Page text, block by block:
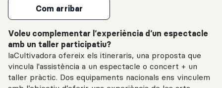
Com arribar
Voleu complementar l’experiència d’un espectacle
amb un taller participatiu?
laCultivadora ofereix els itineraris, una proposta que
vincula l'assistència a un espectacle o concert + un
taller pràctic. Dos equipaments nacionals ens vinculem